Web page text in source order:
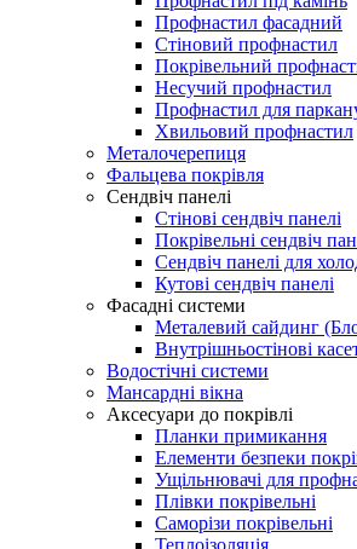
Профнастил фасадний
Стіновий профнастил
Покрівельний
Несучий профнастил
Профнастил для
Хвильовий профнастил
Металочерепиця
Фальцева покрівля
Сендвіч панелі
Стінові сендвіч панелі
Покрівельні сендвіч
Сендвіч панелі для
Кутові сендвіч панелі
Фасадні системи
Металевий сайдинг
Внутрішньостінові
Водостічні системи
Мансардні вікна
Аксесуари до покрівлі
Планки примикання
Елементи безпеки
Ущільнювачі для
Плівки покрівельні
Саморізи покрівельні
Теплоізоляція